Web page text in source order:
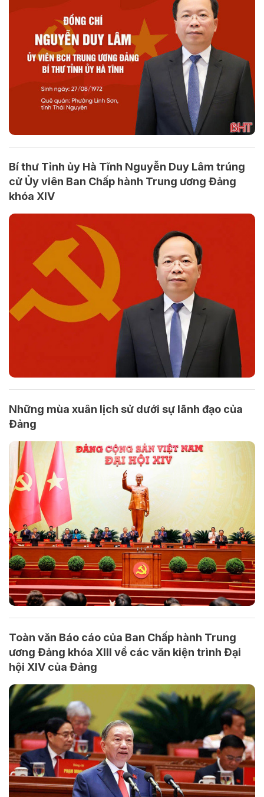
Bí thư Tỉnh ủy Hà Tĩnh Nguyễn Duy Lâm trúng
cử Ủy viên Ban Chấp hành Trung ương Đảng
khóa XIV
Những mùa xuân lịch sử dưới sự lãnh đạo của
Đảng
Toàn văn Báo cáo của Ban Chấp hành Trung
ương Đảng khóa XIII về các văn kiện trình Đại
hội XIV của Đảng